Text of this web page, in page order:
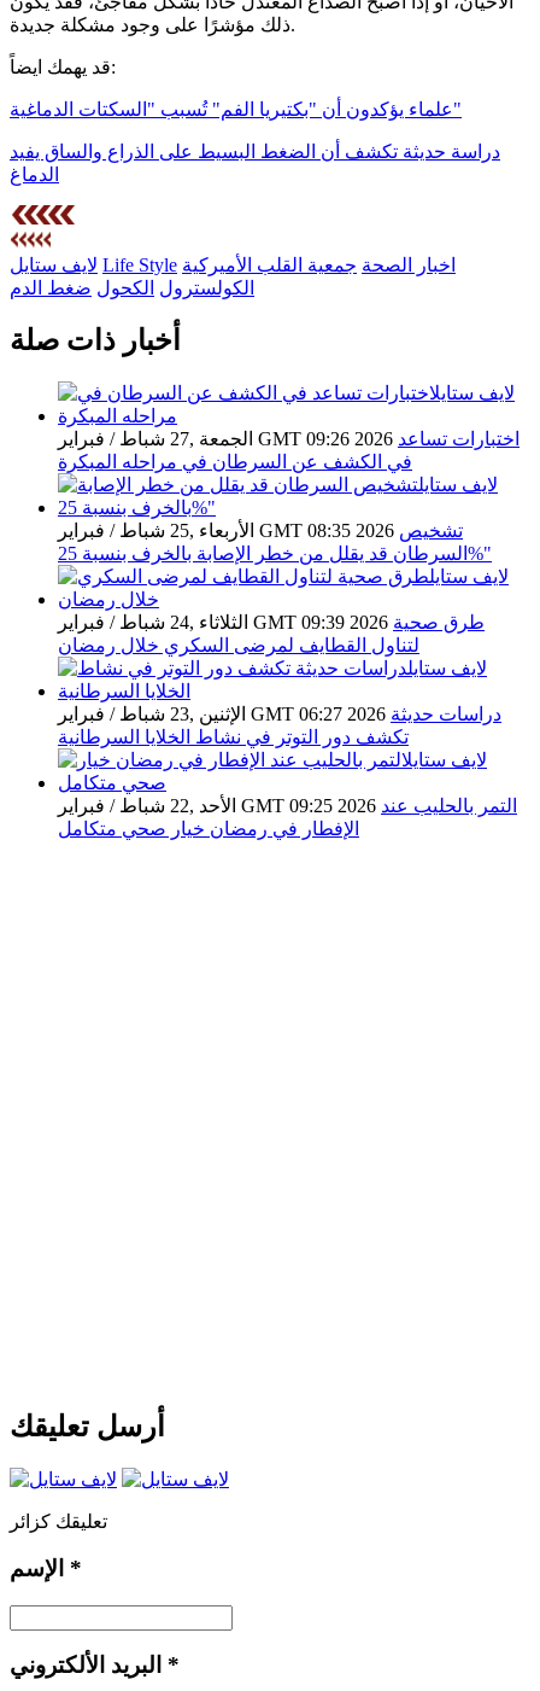
ذلك مؤشرًا على وجود مشكلة جديدة.
قد يهمك ايضاً:
علماء يؤكدون أن "بكتيريا الفم" تُسبب "السكتات الدماغية"
دراسة حديثة تكشف أن الضغط البسيط على الذراع والساق يفيد
الدماغ
لايف ستايل Life Style اخبار الصحة جمعية القلب الأميركية
الكولسترول الكحول ضغط الدم
أخبار ذات صلة
الجمعة ,27 شباط / فبراير GMT 09:26 2026 اختبارات تساعد
في الكشف عن السرطان في مراحله المبكرة
الأربعاء ,25 شباط / فبراير GMT 08:35 2026 تشخيص
السرطان قد يقلل من خطر الإصابة بالخرف بنسبة 25%"
الثلاثاء ,24 شباط / فبراير GMT 09:39 2026 طرق صحية
لتناول القطايف لمرضى السكري خلال رمضان
الإثنين ,23 شباط / فبراير GMT 06:27 2026 دراسات حديثة
تكشف دور التوتر في نشاط الخلايا السرطانية
الأحد ,22 شباط / فبراير GMT 09:25 2026 التمر بالحليب عند
الإفطار في رمضان خيار صحي متكامل
أرسل تعليقك
تعليقك كزائر
*
*